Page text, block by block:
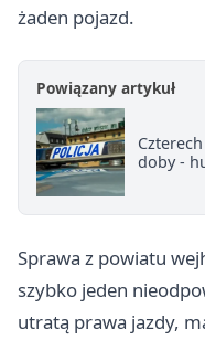
żaden pojazd.
Powiązany artykuł
doby -
Sprawa z powiatu
szybko jeden
utratą prawa jazdy,